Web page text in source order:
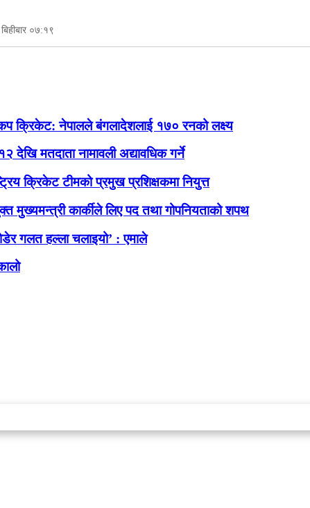
०७:१९
क्रिकेट: नेपालले बंगलादेशलाई १७० रनको लक्ष्य
देखि मतदाता नामावली अद्यावधिक गर्ने
क्रिकेट टीमको प्रमुख प्रशिक्षकमा नियुत्त
मुख्यमन्त्री कार्कीले लिए पद तथा गोपनियताको शपथ
गलत हल्ला चलाइयो’ : एमाले